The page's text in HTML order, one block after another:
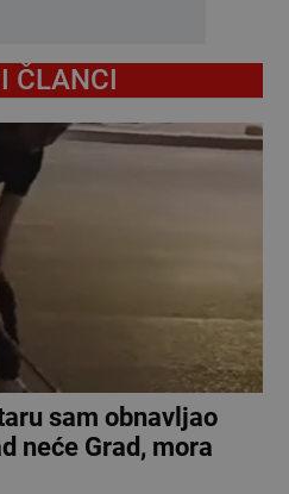
ČLANCI
sam obnavljao
neće Grad, mora